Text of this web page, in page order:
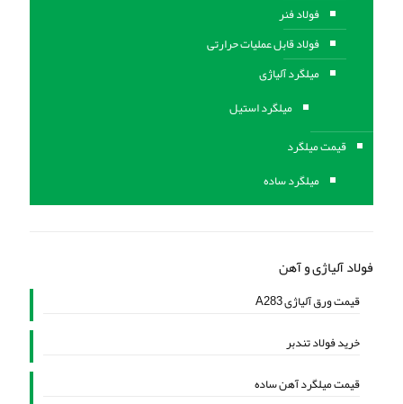
فولاد فنر
فولاد قابل عملیات حرارتی
ميلگرد آلیاژی
میلگرد استیل
قیمت میلگرد
میلگرد ساده
فولاد آلیاژی و آهن
قیمت ورق آلیاژی A283
خرید فولاد تندبر
قیمت میلگرد آهن ساده